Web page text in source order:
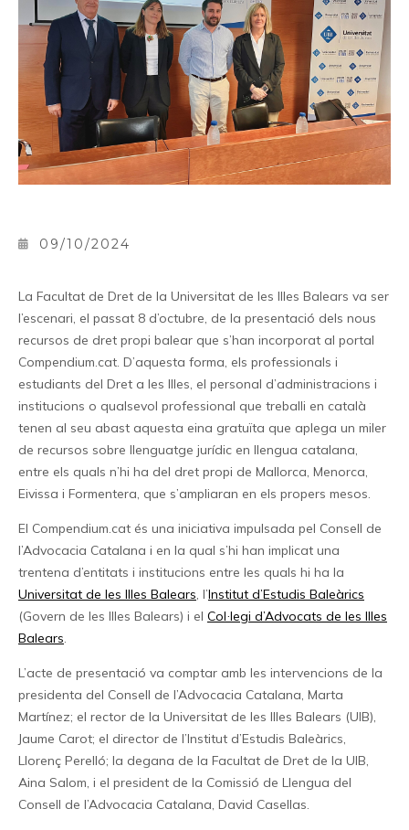
09/10/2024
La Facultat de Dret de la Universitat de les Illes Balears va ser
l’escenari, el passat 8 d’octubre, de la presentació dels nous
recursos de dret propi balear que s’han incorporat al portal
Compendium.cat. D’aquesta forma, els professionals i
estudiants del Dret a les Illes, el personal d’administracions i
institucions o qualsevol professional que treballi en català
tenen al seu abast aquesta eina gratuïta que aplega un miler
de recursos sobre llenguatge jurídic en llengua catalana,
entre els quals n’hi ha del dret propi de Mallorca, Menorca,
Eivissa i Formentera, que s’ampliaran en els propers mesos.
El Compendium.cat és una iniciativa impulsada pel Consell de
l’Advocacia Catalana i en la qual s’hi han implicat una
trentena d’entitats i institucions entre les quals hi ha la
Universitat de les Illes Balears, l’Institut d’Estudis Baleàrics
(Govern de les Illes Balears) i el Col·legi d’Advocats de les Illes
Balears.
L’acte de presentació va comptar amb les intervencions de la
presidenta del Consell de l’Advocacia Catalana, Marta
Martínez; el rector de la Universitat de les Illes Balears (UIB),
Jaume Carot; el director de l’Institut d’Estudis Baleàrics,
Llorenç Perelló; la degana de la Facultat de Dret de la UIB,
Aina Salom, i el president de la Comissió de Llengua del
Consell de l’Advocacia Catalana, David Casellas.